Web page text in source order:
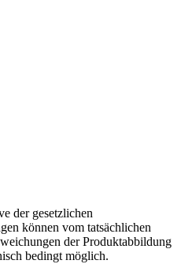
der gesetzlichen
können vom tatsächlichen
der Produktabbildung
bedingt möglich.